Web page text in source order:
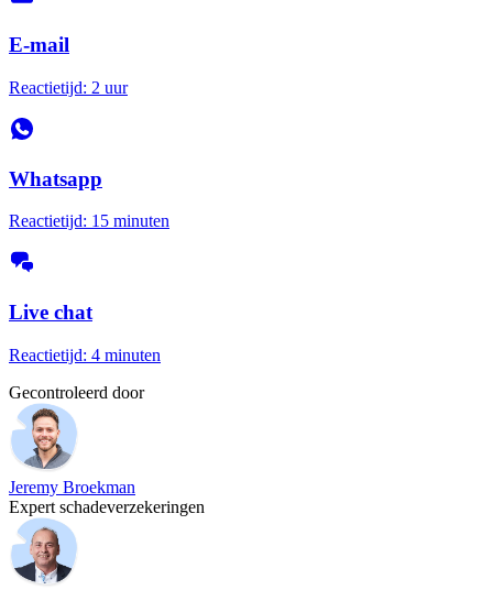
E-mail
Reactietijd: 2 uur
Whatsapp
Reactietijd: 15 minuten
Live chat
Reactietijd: 4 minuten
Gecontroleerd door
Jeremy Broekman
Expert schadeverzekeringen